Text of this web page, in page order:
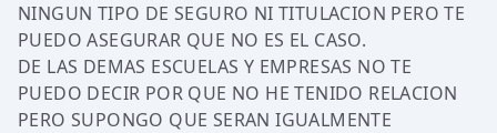
NINGUN TIPO DE SEGURO NI TITULACION PERO TE
PUEDO ASEGURAR QUE NO ES EL CASO.
DE LAS DEMAS ESCUELAS Y EMPRESAS NO TE
PUEDO DECIR POR QUE NO HE TENIDO RELACION
PERO SUPONGO QUE SERAN IGUALMENTE